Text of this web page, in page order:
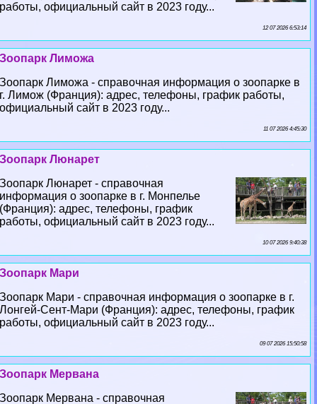
работы, официальный сайт в 2023 году...
12 07 2026 6:53:14
Зоопарк Лиможа
Зоопарк Лиможа - справочная информация о зоопарке в
г. Лимож (Франция): адрес, телефоны, график работы,
официальный сайт в 2023 году...
11 07 2026 4:45:30
Зоопарк Люнарет
Зоопарк Люнарет - справочная
информация о зоопарке в г. Монпелье
(Франция): адрес, телефоны, график
работы, официальный сайт в 2023 году...
10 07 2026 9:40:38
Зоопарк Мари
Зоопарк Мари - справочная информация о зоопарке в г.
Лонгeй-Сент-Мари (Франция): адрес, телефоны, график
работы, официальный сайт в 2023 году...
09 07 2026 15:50:58
Зоопарк Мервана
Зоопарк Мервана - справочная